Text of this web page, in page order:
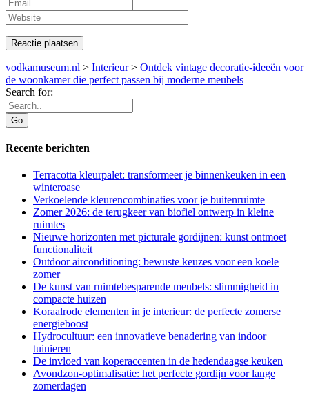
vodkamuseum.nl > Interieur> Ontdek vintage decoratie-ideeën voor
de woonkamer die perfect passen bij moderne meubels
Search for:
Recente berichten
Terracotta kleurpalet: transformeer je binnenkeuken in een
winteroase
Verkoelende kleurencombinaties voor je buitenruimte
Zomer 2026: de terugkeer van biofiel ontwerp in kleine
ruimtes
Nieuwe horizonten met picturale gordijnen: kunst ontmoet
functionaliteit
Outdoor airconditioning: bewuste keuzes voor een koele
zomer
De kunst van ruimtebesparende meubels: slimmigheid in
compacte huizen
Koraalrode elementen in je interieur: de perfecte zomerse
energieboost
Hydrocultuur: een innovatieve benadering van indoor
tuinieren
De invloed van koperaccenten in de hedendaagse keuken
Avondzon-optimalisatie: het perfecte gordijn voor lange
zomerdagen